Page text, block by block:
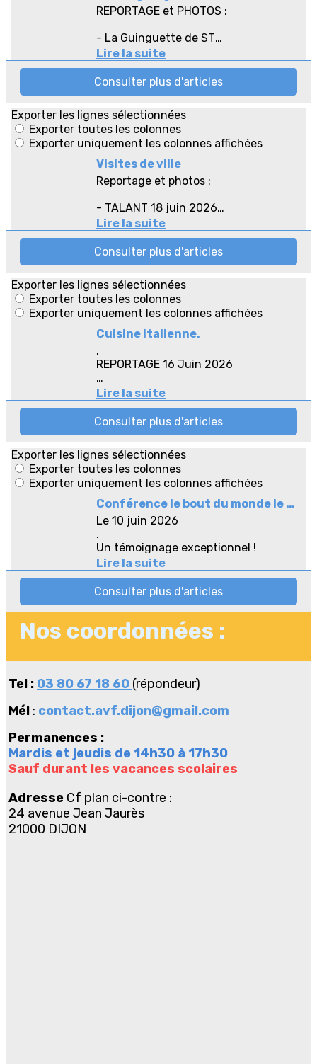
Nos coordonnées :
Tel : 03 80 67 18 60 (répondeur)
Mél : contact.avf.dijon@gmail.com
Permanences :
Mardis et jeudis de 14h30 à 17h30
Sauf durant les vacances scolaires
Adresse Cf plan ci-contre :
24 avenue Jean Jaurès
21000 DIJON